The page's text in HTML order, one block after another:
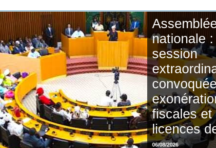
Assemblée
nationale : une
session
extraordinaire
convoquée sur les
exonérations
fiscales et les
licences de pêche
06/08/2026